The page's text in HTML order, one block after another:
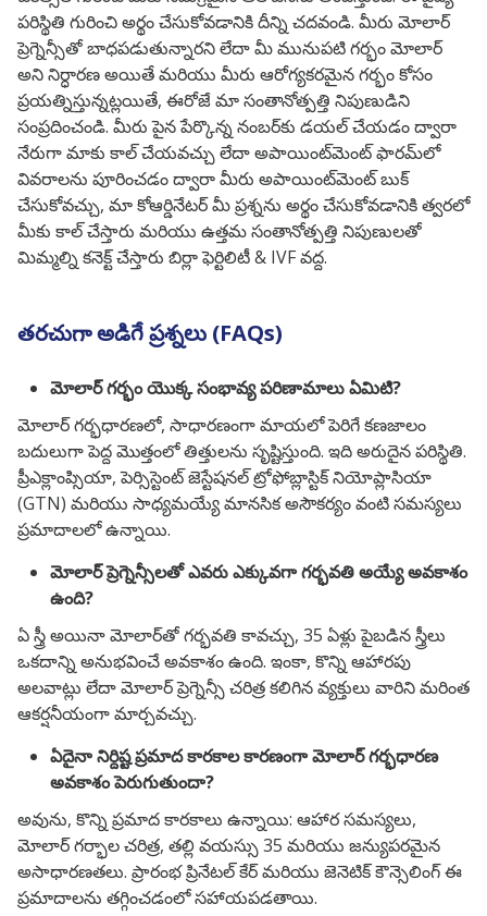
పరిస్థితి గురించి అర్థం చేసుకోవడానికి దీన్ని చదవండి. మీరు మోలార్
ప్రెగ్నెన్సీతో బాధపడుతున్నారని లేదా మీ మునుపటి గర్భం మోలార్
అని నిర్ధారణ అయితే మరియు మీరు ఆరోగ్యకరమైన గర్భం కోసం
ప్రయత్నిస్తున్నట్లయితే, ఈరోజే మా సంతానోత్పత్తి నిపుణుడిని
సంప్రదించండి. మీరు పైన పేర్కొన్న నంబర్‌కు డయల్ చేయడం ద్వారా
నేరుగా మాకు కాల్ చేయవచ్చు లేదా అపాయింట్‌మెంట్ ఫారమ్‌లో
వివరాలను పూరించడం ద్వారా మీరు అపాయింట్‌మెంట్ బుక్
చేసుకోవచ్చు, మా కోఆర్డినేటర్ మీ ప్రశ్నను అర్థం చేసుకోవడానికి త్వరలో
మీకు కాల్ చేస్తారు మరియు ఉత్తమ సంతానోత్పత్తి నిపుణులతో
మిమ్మల్ని కనెక్ట్ చేస్తారు బిర్లా ఫెర్టిలిటీ & IVF వద్ద.
తరచుగా అడిగే ప్రశ్నలు (FAQs)
మోలార్ గర్భం యొక్క సంభావ్య పరిణామాలు ఏమిటి?
మోలార్ గర్భధారణలో, సాధారణంగా మాయలో పెరిగే కణజాలం
బదులుగా పెద్ద మొత్తంలో తిత్తులను సృష్టిస్తుంది. ఇది అరుదైన పరిస్థితి.
ప్రీఎక్లాంప్సియా, పెర్సిస్టెంట్ జెస్టేషనల్ ట్రోఫోబ్లాస్టిక్ నియోప్లాసియా
(GTN) మరియు సాధ్యమయ్యే మానసిక అసౌకర్యం వంటి సమస్యలు
ప్రమాదాలలో ఉన్నాయి.
మోలార్ ప్రెగ్నెన్సీలతో ఎవరు ఎక్కువగా గర్భవతి అయ్యే అవకాశం
ఉంది?
ఏ స్త్రీ అయినా మోలార్‌తో గర్భవతి కావచ్చు, 35 ఏళ్లు పైబడిన స్త్రీలు
ఒకదాన్ని అనుభవించే అవకాశం ఉంది. ఇంకా, కొన్ని ఆహారపు
అలవాట్లు లేదా మోలార్ ప్రెగ్నెన్సీ చరిత్ర కలిగిన వ్యక్తులు వారిని మరింత
ఆకర్షనీయంగా మార్చవచ్చు.
ఏదైనా నిర్దిష్ట ప్రమాద కారకాల కారణంగా మోలార్ గర్భధారణ
అవకాశం పెరుగుతుందా?
అవును, కొన్ని ప్రమాద కారకాలు ఉన్నాయి: ఆహార సమస్యలు,
మోలార్ గర్భాల చరిత్ర, తల్లి వయస్సు 35 మరియు జన్యుపరమైన
అసాధారణతలు. ప్రారంభ ప్రినేటల్ కేర్ మరియు జెనెటిక్ కౌన్సెలింగ్ ఈ
ప్రమాదాలను తగ్గించడంలో సహాయపడతాయి.